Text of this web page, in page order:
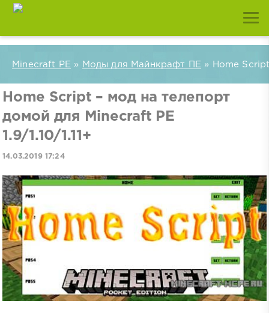
Minecraft PE » Моды для Майнкрафт ПЕ » Home
Home Script – мод на телепорт
домой для Minecraft PE
1.9/1.10/1.11+
14.03.2019 17:24